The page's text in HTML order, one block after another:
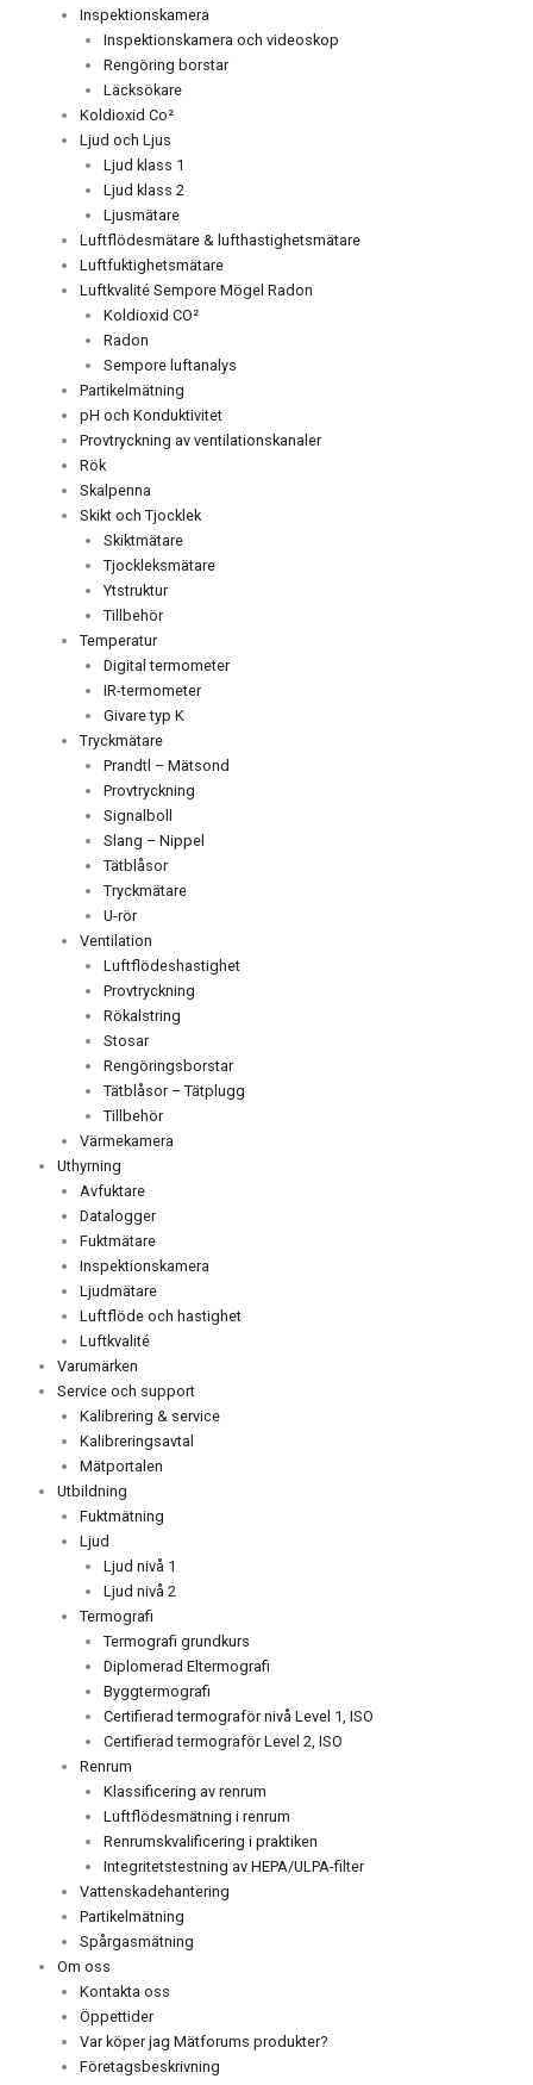
Inspektionskamera
Inspektionskamera och videoskop
Rengöring borstar
Läcksökare
Koldioxid Co²
Ljud och Ljus
Ljud klass 1
Ljud klass 2
Ljusmätare
Luftflödesmätare & lufthastighetsmätare
Luftfuktighetsmätare
Luftkvalité Sempore Mögel Radon
Koldioxid CO²
Radon
Sempore luftanalys
Partikelmätning
pH och Konduktivitet
Provtryckning av ventilationskanaler
Rök
Skalpenna
Skikt och Tjocklek
Skiktmätare
Tjockleksmätare
Ytstruktur
Tillbehör
Temperatur
Digital termometer
IR-termometer
Givare typ K
Tryckmätare
Prandtl – Mätsond
Provtryckning
Signalboll
Slang – Nippel
Tätblåsor
Tryckmätare
U-rör
Ventilation
Luftflödeshastighet
Provtryckning
Rökalstring
Stosar
Rengöringsborstar
Tätblåsor – Tätplugg
Tillbehör
Värmekamera
Uthyrning
Avfuktare
Datalogger
Fuktmätare
Inspektionskamera
Ljudmätare
Luftflöde och hastighet
Luftkvalité
Varumärken
Service och support
Kalibrering & service
Kalibreringsavtal
Mätportalen
Utbildning
Fuktmätning
Ljud
Ljud nivå 1
Ljud nivå 2
Termografi
Termografi grundkurs
Diplomerad Eltermografi
Byggtermografi
Certifierad termograför nivå Level 1, ISO
Certifierad termograför Level 2, ISO
Renrum
Klassificering av renrum
Luftflödesmätning i renrum
Renrumskvalificering i praktiken
Integritetstestning av HEPA/ULPA-filter
Vattenskadehantering
Partikelmätning
Spårgasmätning
Om oss
Kontakta oss
Öppettider
Var köper jag Mätforums produkter?
Företagsbeskrivning